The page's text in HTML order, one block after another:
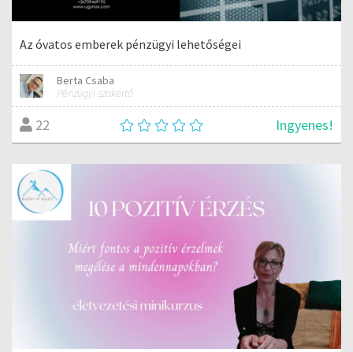
Az óvatos emberek pénzügyi lehetőségei
Berta Csaba
Pénzügyi szakértő
22 Ingyenes!